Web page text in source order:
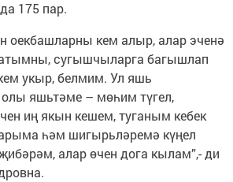
175 пар.
оекбашларны кем алыр, алар эченә
сугышчыларга багышлап
укыр, белмим. Ул яшь
яшьтәме – мөһим түгел,
иң якын кешем, туганым кебек
һәм шигырьләремә күңел
алар өчен дога кылам”,- ди